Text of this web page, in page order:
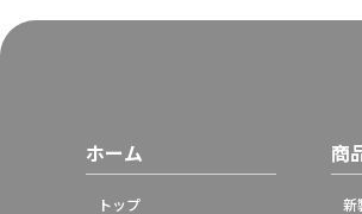
ホーム
トップ
商
新